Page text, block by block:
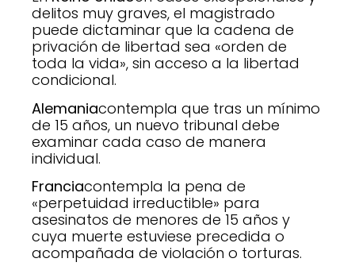
delitos muy graves, el magistrado
puede dictaminar que la cadena de
privación de libertad sea «orden de
toda la vida», sin acceso a la libertad
condicional.
Alemaniacontempla que tras un mínimo
de 15 años, un nuevo tribunal debe
examinar cada caso de manera
individual.
Franciacontempla la pena de
«perpetuidad irreductible» para
asesinatos de menores de 15 años y
cuya muerte estuviese precedida o
acompañada de violación o torturas.